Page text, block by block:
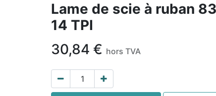
Lame de scie à ruban
14 TPI
30,84 € hors TVA